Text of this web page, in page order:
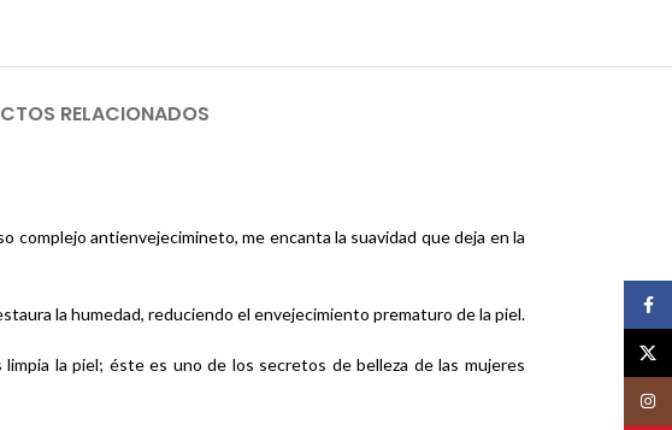
RELACIONADOS
complejo antienvejecimineto, me encanta la suavidad que deja en la
la humedad, reduciendo el envejecimiento prematuro de la piel.
la piel; éste es uno de los secretos de belleza de las mujeres